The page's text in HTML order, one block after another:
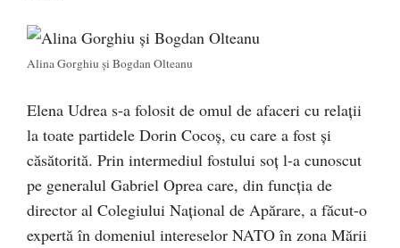
Alina Gorghiu și Bogdan Olteanu
Elena Udrea s-a folosit de omul de afaceri cu relații
la toate partidele Dorin Cocoș, cu care a fost și
căsătorită. Prin intermediul fostului soț l-a cunoscut
pe generalul Gabriel Oprea care, din funcția de
director al Colegiului Național de Apărare, a făcut-o
expertă în domeniul intereselor NATO în zona Mării